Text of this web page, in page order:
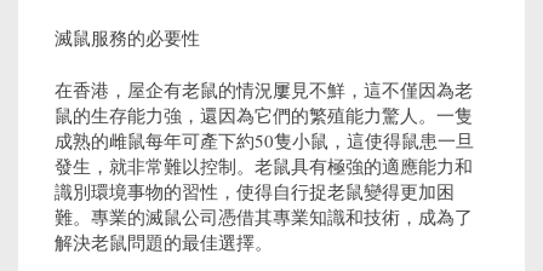
滅鼠服務的必要性
在香港，屋企有老鼠的情況屢見不鮮，這不僅因為老
鼠的生存能力強，還因為它們的繁殖能力驚人。一隻
成熟的雌鼠每年可產下約50隻小鼠，這使得鼠患一旦
發生，就非常難以控制。老鼠具有極強的適應能力和
識別環境事物的習性，使得自行捉老鼠變得更加困
難。專業的滅鼠公司憑借其專業知識和技術，成為了
解決老鼠問題的最佳選擇。